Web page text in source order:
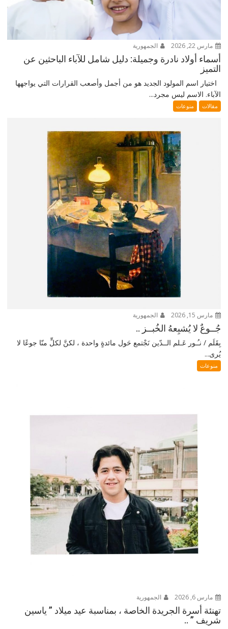
مارس 22, 2026 الجمهورية
أسماء أولاد نادرة وجميلة: دليل شامل للآباء الباحثين عن
التميز
اختيار اسم المولود الجديد هو من أجمل وأصعب القرارات التي يواجهها
الآباء. الاسم ليس مجرد...
مقالات منوعات
مارس 15, 2026 الجمهورية
جُــوعٌ لا يُشبِعهُ الخُبــز ..
بِقَلَم / نـُـور عَـلم الــدّين نَجْتمع حَول مائدةٍ واحدة ، لكنَّ لكلٍّ منّا جوعًا لا
يُرى...
منوعات
مارس 6, 2026 الجمهورية
تهنئة أسرة الجريدة الخاصة ، بمناسبة عيد ميلاد ” ياسين
شريف ” ..